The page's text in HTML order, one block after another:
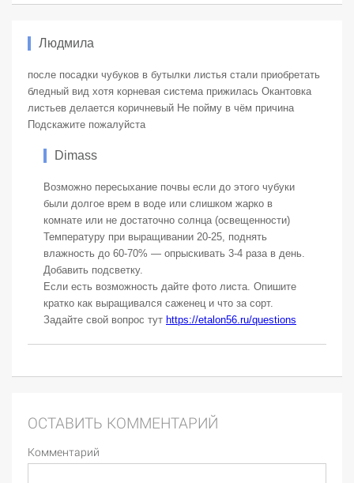
Людмила
после посадки чубуков в бутылки листья стали приобретать
бледный вид хотя корневая система прижилась Окантовка
листьев делается коричневый Не пойму в чём причина
Подскажите пожалуйста
Dimass
Возможно пересыхание почвы если до этого чубуки
были долгое врем в воде или слишком жарко в
комнате или не достаточно солнца (освещенности)
Температуру при выращивании 20-25, поднять
влажность до 60-70% — опрыскивать 3-4 раза в день.
Добавить подсветку.
Если есть возможность дайте фото листа. Опишите
кратко как выращивался саженец и что за сорт.
Задайте свой вопрос тут https://etalon56.ru/questions
ОСТАВИТЬ КОММЕНТАРИЙ
Комментарий